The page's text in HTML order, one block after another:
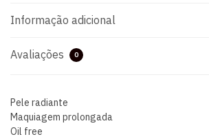
Informação adicional
Avaliações 0
Pele radiante
Maquiagem prolongada
Oil free